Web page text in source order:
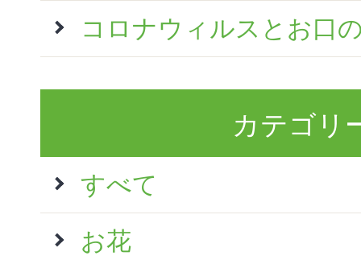
コロナウィルスとお口
カテゴリ
すべて
お花